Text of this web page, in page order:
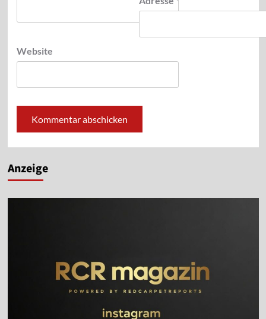
Website
Alternative:
Anzeige